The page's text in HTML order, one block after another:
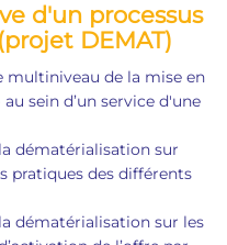
d'un processus
DEMAT)
multiniveau de la mise en
sein d’un service d'une
dématérialisation sur
pratiques des différents
dématérialisation sur les